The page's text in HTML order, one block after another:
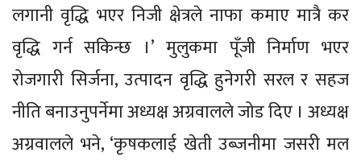
लगानी वृद्धि भएर निजी क्षेत्रले नाफा कमाए मात्रै कर
वृद्धि गर्न सकिन्छ ।’ मुलुकमा पूँजी निर्माण भएर
रोजगारी सिर्जना, उत्पादन वृद्धि हुनेगरी सरल र सहज
नीति बनाउनुपर्नेमा अध्यक्ष अग्रवालले जोड दिए । अध्यक्ष
अग्रवालले भने, ‘कृषकलाई खेती उब्जनीमा जसरी मल